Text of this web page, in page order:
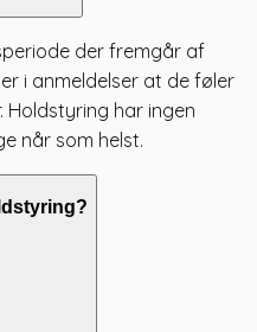
der fremgår af
i anmeldelser at de føler
har ingen
når som helst.